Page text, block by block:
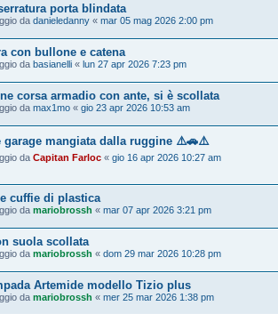
porta blindata
da danieledanny « mar 05 mag 2026 2:00 pm
con bullone e catena
da basianelli « lun 27 apr 2026 7:23 pm
corsa armadio con ante, si è scollata
da max1mo « gio 23 apr 2026 10:53 am
garage mangiata dalla ruggine ⚠️🚗⚠️
da Capitan Farloc « gio 16 apr 2026 10:27 am
cuffie di plastica
da mariobrossh « mar 07 apr 2026 3:21 pm
suola scollata
da mariobrossh « dom 29 mar 2026 10:28 pm
Artemide modello Tizio plus
da mariobrossh « mer 25 mar 2026 1:38 pm